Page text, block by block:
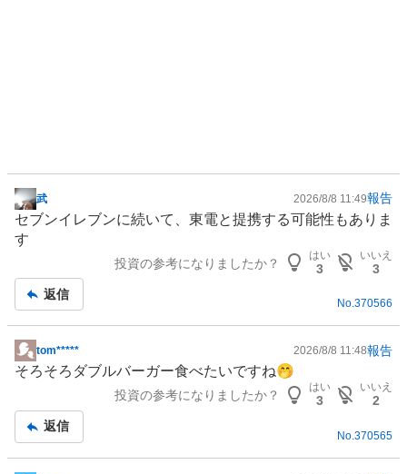
掲
示
板
武 2026/8/8 11:49報告
セブンイレブンに続いて、東電と提携する可能性もありま
す
投資の参考になりましたか？
はい
3
いいえ
3
返信
No.370566
掲
示
事
tom***** 2026/8/8 11:48報告
そろそろダブルバーガー食べたいですね🤭
投資の参考になりましたか？
はい
3
いいえ
2
返信
No. 370565